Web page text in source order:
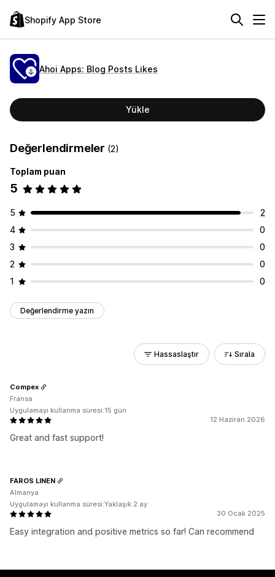
Shopify App Store
Ahoi Apps: Blog Posts Likes
Yükle
Değerlendirmeler (2)
Toplam puan
5
5
2
4
0
3
0
2
0
1
0
Değerlendirme yazın
Hassaslaştır Sırala
12 Haziran 2026
Great and fast support!
Compex
Fransa
Uygulamayı kullanma süresi:15 gün
30 Ocak 2025
Easy integration and positive metrics so far! Can recommend
FAROS LINEN
Almanya
Uygulamayı kullanma süresi:Yaklaşık 2 ay